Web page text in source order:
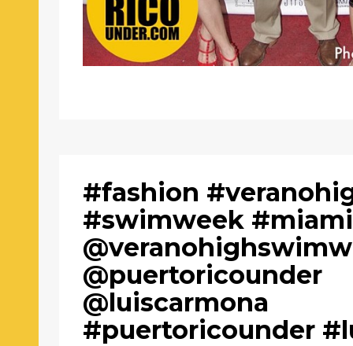
#fashion
#swimweek #miami
@puertoricounder
@luiscarmona
#puertoricounder